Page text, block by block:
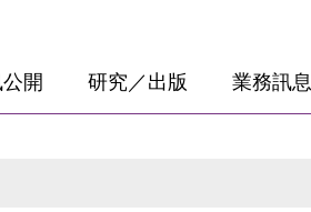
開 研究／出版 業務訊息